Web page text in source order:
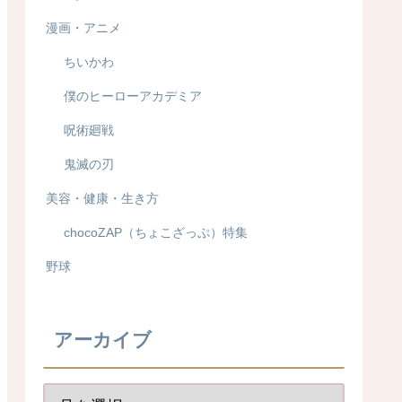
漫画・アニメ
ちいかわ
僕のヒーローアカデミア
呪術廻戦
鬼滅の刃
美容・健康・生き方
chocoZAP（ちょこざっぷ）特集
野球
アーカイブ